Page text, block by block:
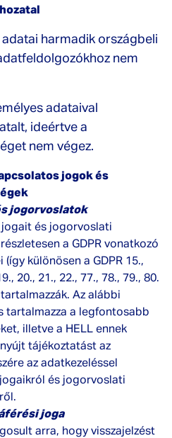
harmadik országbeli
nem
adataival
ideértve a
nem végez.
jogok és
jogorvoslatok
és jogorvoslati
a GDPR vonatkozó
(így különösen a GDPR 15.,
20., 21., 22., 77., 78., 79., 80.
Az alábbi
tartalmazza a legfontosabb
illetve a HELL ennek
tájékoztatást az
az adatkezeléssel
és jogorvoslati
joga
arra, hogy visszajelzést